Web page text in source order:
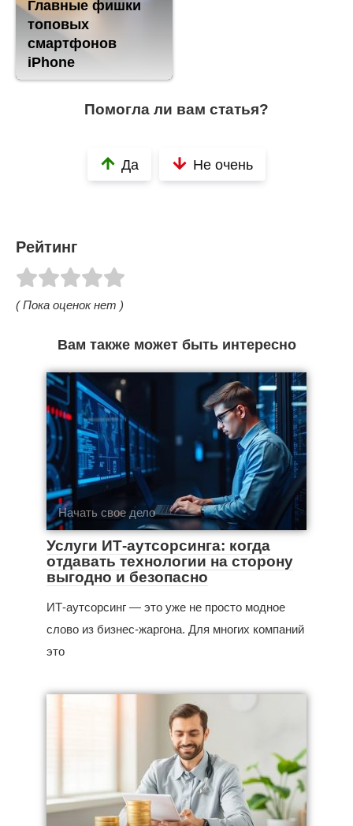
Главные фишки
топовых
смартфонов
iPhone
Помогла ли вам статья?
Да Не очень
Рейтинг
( Пока оценок нет )
Вам также может быть интересно
Начать свое дело
Услуги ИТ-аутсорсинга: когда
отдавать технологии на сторону
выгодно и безопасно
ИТ-аутсорсинг — это уже не просто модное
слово из бизнес‑жаргона. Для многих компаний
это